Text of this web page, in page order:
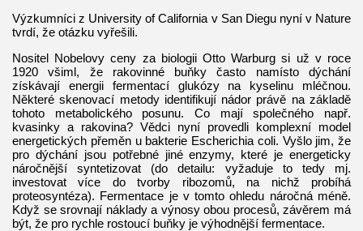
Výzkumníci z University of California v San Diegu nyní v Nature
tvrdí, že otázku vyřešili.
Nositel Nobelovy ceny za biologii Otto Warburg si už v roce
1920 všiml, že rakovinné buňky často namísto dýchání
získávají energii fermentací glukózy na kyselinu mléčnou.
Některé skenovací metody identifikují nádor právě na základě
tohoto metabolického posunu. Co mají společného např.
kvasinky a rakovina? Vědci nyní provedli komplexní model
energetických přeměn u bakterie Escherichia coli. Vyšlo jim, že
pro dýchání jsou potřebné jiné enzymy, které je energeticky
náročnější syntetizovat (do detailu: vyžaduje to tedy mj.
investovat více do tvorby ribozomů, na nichž probíhá
proteosyntéza). Fermentace je v tomto ohledu náročná méně.
Když se srovnají náklady a výnosy obou procesů, závěrem má
být, že pro rychle rostoucí buňky je výhodnější fermentace.